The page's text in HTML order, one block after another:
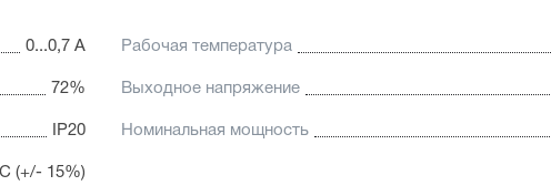
0...0,7 А Рабочая температура
72% Выходное напряжение
IP20 Номинальная мощность
(+/- 15%)